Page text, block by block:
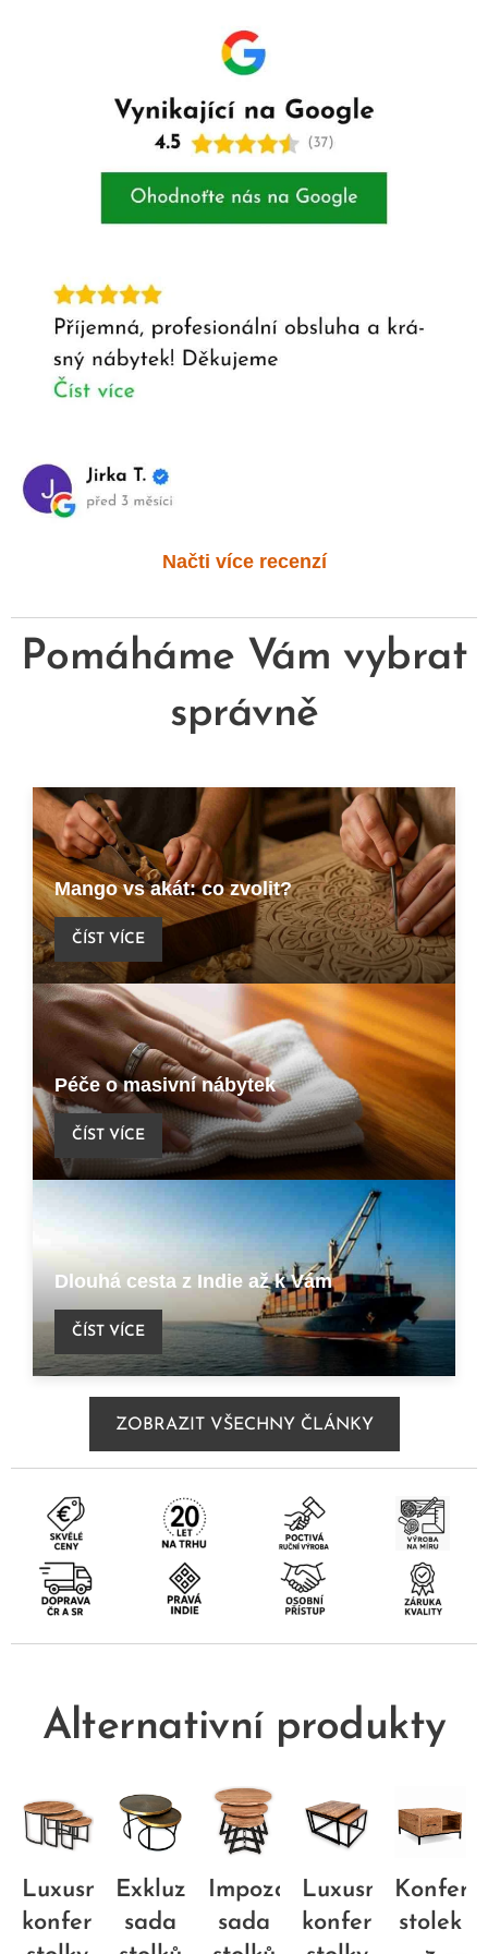
Načti více recenzí
Pomáháme Vám vybrat
správně
Mango vs akát: co zvolit?
ČÍST VÍCE
Péče o masivní nábytek
ČÍST VÍCE
Dlouhá cesta z Indie až k Vám
ČÍST VÍCE
ZOBRAZIT VŠECHNY ČLÁNKY
Alternativní produkty
Luxusní
konferenční
Exkluzivní
sada
Impozantní
sada
Luxusní
konferenčnístolek